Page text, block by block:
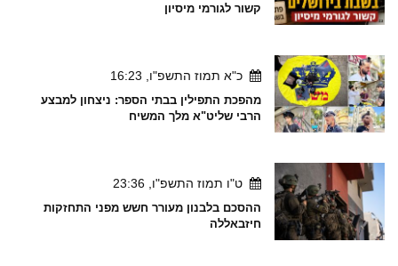
קשור לגורמי מיסיון
כ"א תמוז התשפ"ו, 16:23
מהפכת התפילין בבתי הספר: ניצחון למבצע
הרבי שליט"א מלך המשיח
ט"ו תמוז התשפ"ו, 23:36
ההסכם בלבנון מעורר חשש מפני התחזקות
חיזבאללה